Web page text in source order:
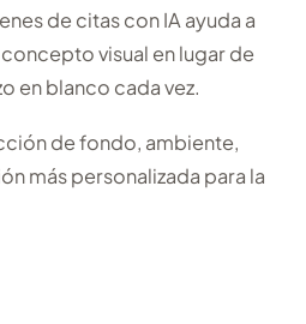
de citas con IA ayuda a
visual en lugar de
en blanco cada vez.
de fondo, ambiente,
más personalizada para la